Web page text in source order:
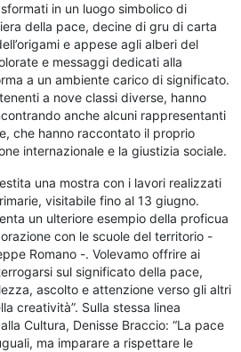
in un luogo simbolico di
della pace, decine di gru di carta
e appese agli alberi del
e messaggi dedicati alla
a un ambiente carico di significato.
a nove classi diverse, hanno
anche alcuni rappresentanti
che hanno raccontato il proprio
internazionale e la giustizia sociale.
una mostra con i lavori realizzati
visitabile fino al 13 giugno.
un ulteriore esempio della proficua
con le scuole del territorio -
Romano -. Volevamo offrire ai
sul significato della pace,
ascolto e attenzione verso gli altri
creatività”. Sulla stessa linea
Cultura, Denisse Braccio: “La pace
ma imparare a rispettare le